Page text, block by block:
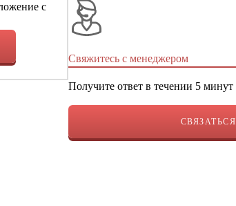
с
Свяжитесь с менеджером
Получите ответ в течении 5 минут
СВЯЗАТЬСЯ